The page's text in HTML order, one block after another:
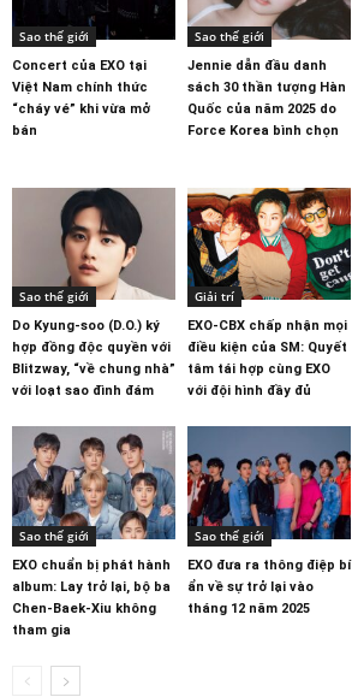
Sao thế giới
Concert của EXO tại
Việt Nam chính thức
“cháy vé” khi vừa mở
bán
Sao thế giới
Jennie dẫn đầu danh
sách 30 thần tượng Hàn
Quốc của năm 2025 do
Force Korea bình chọn
Sao thế giới
Do Kyung-soo (D.O.) ký
hợp đồng độc quyền với
Blitzway, “về chung nhà”
với loạt sao đình đám
Giải trí
EXO-CBX chấp nhận mọi
điều kiện của SM: Quyết
tâm tái hợp cùng EXO
với đội hình đầy đủ
Sao thế giới
EXO chuẩn bị phát hành
album: Lay trở lại, bộ ba
Chen-Baek-Xiu không
tham gia
Sao thế giới
EXO đưa ra thông điệp bí
ẩn về sự trở lại vào
tháng 12 năm 2025